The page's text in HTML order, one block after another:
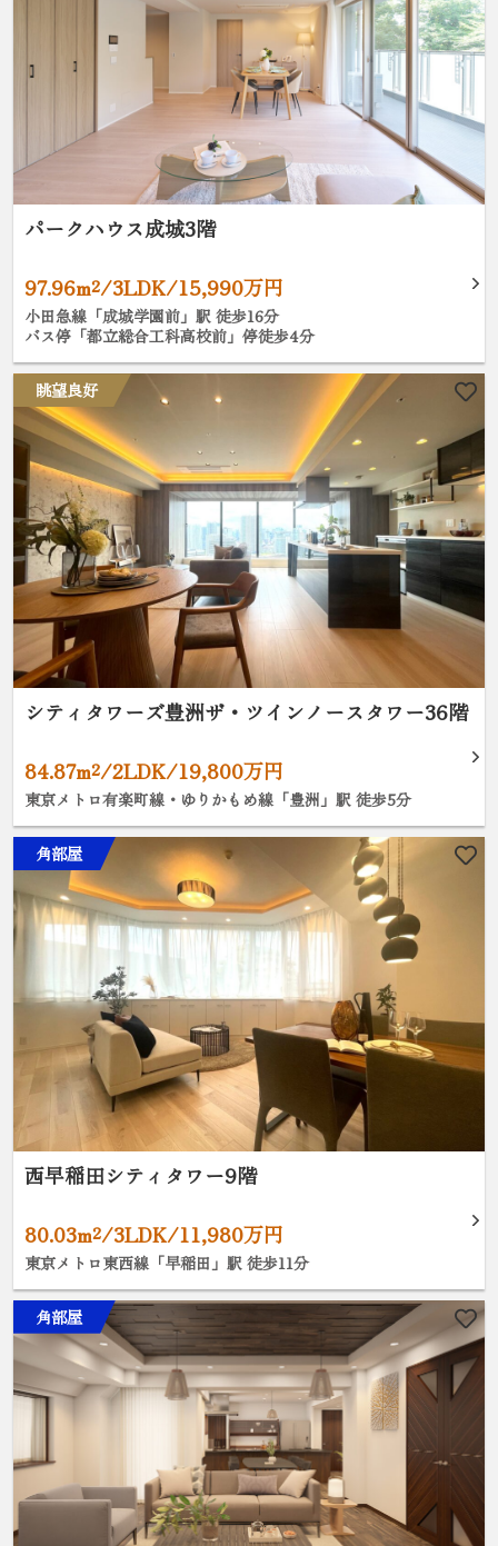
パークハウス成城3階
97.96m²/3LDK/15,990万円
小田急線「成城学園前」駅 徒歩16分
バス停「都立総合工科高校前」停徒歩4分
眺望良好
シティタワーズ豊洲ザ・ツインノースタワー36階
84.87m²/2LDK/19,800万円
東京メトロ有楽町線・ゆりかもめ線「豊洲」駅 徒歩5分
角部屋
西早稲田シティタワー9階
80.03m²/3LDK/11,980万円
東京メトロ東西線「早稲田」駅 徒歩11分
角部屋